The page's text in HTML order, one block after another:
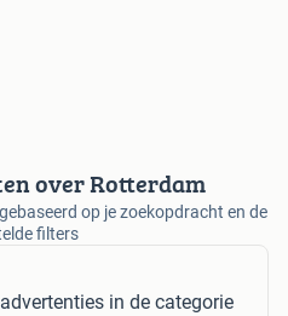
over Rotterdam
op je zoekopdracht en de
filters
advertenties in de categorie